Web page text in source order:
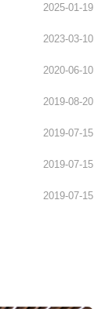
2025-01-19
2023-03-10
2020-06-10
2019-08-20
2019-07-15
2019-07-15
2019-07-15